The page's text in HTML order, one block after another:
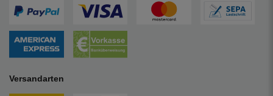
Versandarten